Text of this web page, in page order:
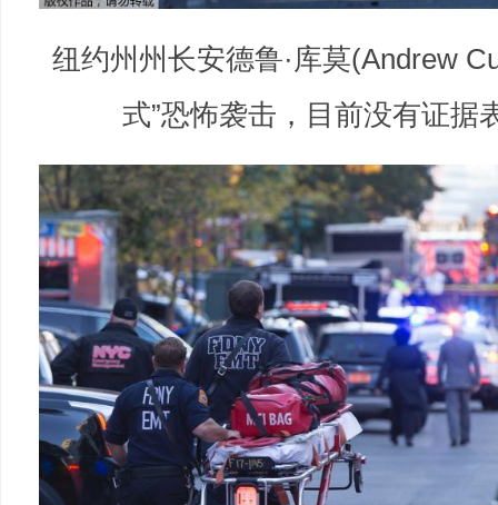
纽约州州长安德鲁·库莫(Andrew
式”恐怖袭击，目前没有证据